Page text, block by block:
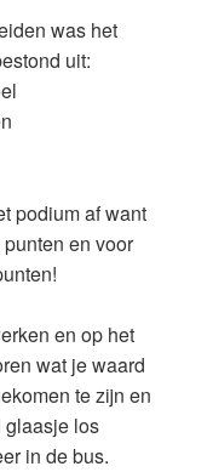
was het
uit:
podium af want
en voor
en op het
wat je waard
te zijn en
glaasje los
in de bus.